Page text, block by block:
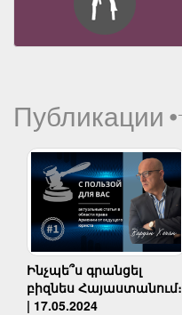
Публикации•
Ինչպե՞ս գրանցել
բիզնես Հայաստանում։
| 17.05.2024